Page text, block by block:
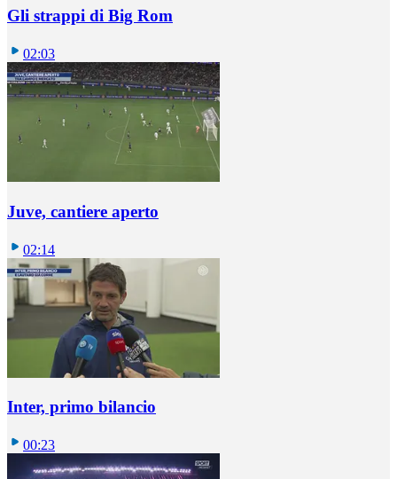
Gli strappi di Big Rom
02:03
Juve, cantiere aperto
02:14
Inter, primo bilancio
00:23